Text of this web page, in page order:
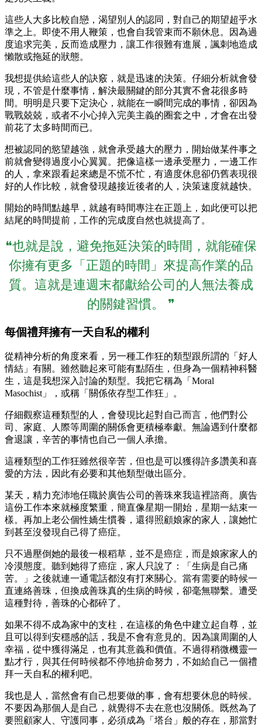
這些人大多比較自戀，渴望別人的認同，對自己的期望超乎水
準之上。即使不用人鞭策，也會自我管束而不願休息。因為過
度追求完美，反而造成壓力，讓工作很難有進展，諷刺地造成
懶散或拖延的狀態。
我想提供給這些人的訣竅，就是迅速的決策。仔細分析就會發
現，不管是什麼事情，解決最關鍵的部分其實不會花很多時
間。明明是只要下定決心，就能在一瞬間完成的事情，卻因為
戰戰兢兢，或者不小心掉入完美主義的圈套之中，才會在出發
前花了太多時間而已。
想被認同的慾望越強，就會承受越大的壓力，開始做某件事之
前就會變得過度小心翼翼。把像這樣一邊承受壓力，一邊工作
的人，拿來跟看起來總是不慌不忙，有適度休息卻仍舊表現很
好的人作比較，就會發現越接近後者的人，決策速度就越快。
開始的時間點越早，就越有時間專注在正題上，如此便可以把
結尾的時間提前，工作的完成度自然也就提高了。
❝也就是說，避免拖延決策的時間，就能確保
你擁有更多「正題的時間」來提高作業的品
質。這就是連週末都獻給公司的人無法養成
的關鍵習慣。 ❞
每個禮拜擁有一天自私的權利
從精神分析的角度來看，另一種工作狂的類型跟所謂的「好人
情結」有關。雖然聽起來可能有點陌生，但身為一個精神科醫
生，這是我想深入討論的類型。我把它稱為「Moral
Masochist」，或稱「關係依存型工作狂」。
仔細觀察這種類型的人，會發現比起對自己而言，他們對公
司、家庭、人際等周圍的關係會更積極奉獻。無論遇到什麼都
會退讓，辛苦的事情也自己一個人承擔。
這種類型的工作狂雖然很辛苦，但也是可以獲得許多讚美和喜
愛的方法，因此有必要和其他類型做出區分。
某天，精力充沛地任職於廣告公司的善珠來我這裡諮商。廣告
這份工作本來就極度繁重，簡直像星期一開始，星期一結束一
樣。再加上老公個性嬌生慣養，還得照顧娘家的家人，讓她忙
到甚至沒發現自己得了癌症。
只不過壓倒她的最後一根稻草，並不是癌症，而是娘家家人的
冷漠態度。聽到她得了癌症，家人只說了：「生病是自己痛
苦。」之後就連一通電話都沒有打來關心。當有需要的時候一
直連絡善珠，但換成善珠真的生病的時候，卻毫無聯繫。遭受
這種對待，善珠的心都碎了。
如果不得不成為家中的支柱，在這樣的角色中建立起自尊，並
且可以得到安穩感的話，我是不會有意見的。因為讓周圍的人
幸福，從中獲得滿足，也有其意義和價值。不過得稍微機靈一
點才行，與其任何時候都不停地拚命努力，不如給自己一個禮
拜一天自私的權利吧。
我也是人，當然會有自己想要做的事，會有想要休息的時候。
不要因為那個人是自己，就覺得不去在意也沒關係。既然為了
要照顧家人、守護同事，必須成為「塔台」般的存在，那當對